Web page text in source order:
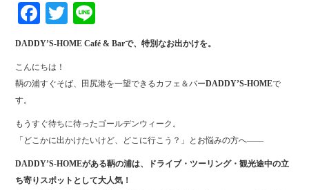
Fa
ce
bo
ok
T
wi
r
ne
DADDY’S-HOME Café & Barで、特別なお出かけを。
こんにちは！
鞆の浦すぐそば、田尻港を一望できるカフェ＆バーDADDY’S-HOMEで
す。
もうすぐ待ちに待ったゴールデンウィーク。
「どこかに出かけたいけど、どこに行こう？」とお悩みの方へ――
DADDY’S-HOMEがある鞆の浦は、ドライブ・ツーリング・観光途中の立
ち寄りスポットとして大人気！